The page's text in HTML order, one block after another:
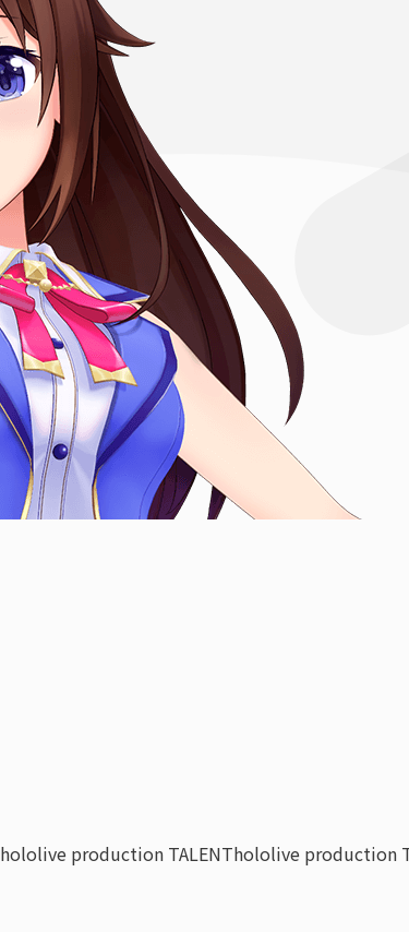
hololive production TALENThololive production